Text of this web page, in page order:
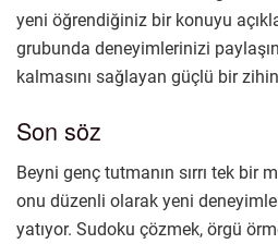
yeni öğrendiğiniz bir konuyu
grubunda deneyimlerinizi
kalmasını sağlayan güçlü bir
Son söz
Beyni genç tutmanın sırrı tek bir
onu düzenli olarak yeni
yatıyor. Sudoku çözmek, örgü